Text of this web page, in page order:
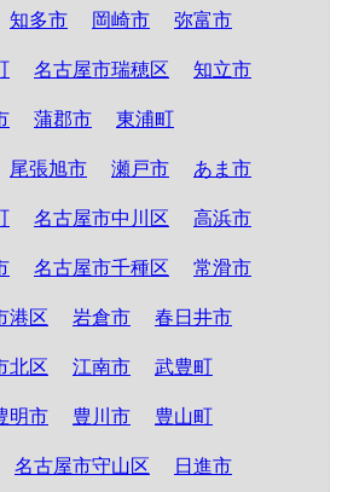
知多市 岡崎市 弥富市
名古屋市瑞穂区 知立市
蒲郡市 東浦町
尾張旭市 瀬戸市 あま市
名古屋市中川区 高浜市
名古屋市千種区 常滑市
港区 岩倉市 春日井市
北区 江南市 武豊町
明市 豊川市 豊山町
名古屋市守山区 日進市